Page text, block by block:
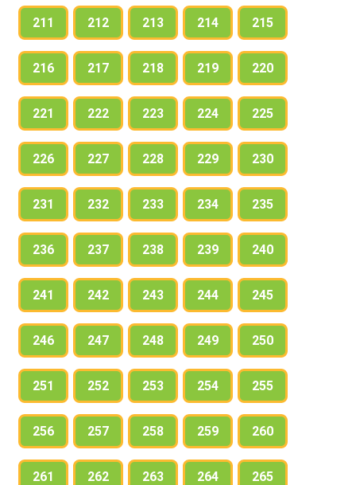
211 212 213 214 215
216 217 218 219 220
221 222 223 224 225
226 227 228 229 230
231 232 233 234 235
236 237 238 239 240
241 242 243 244 245
246 247 248 249 250
251 252 253 254 255
256 257 258 259 260
261 262 263 264 265